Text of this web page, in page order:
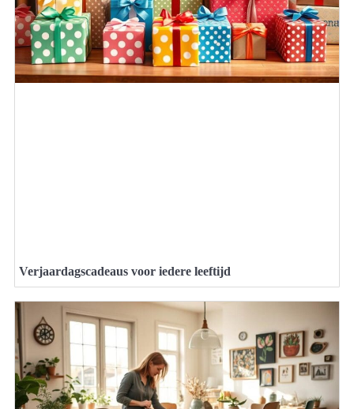
Verjaardagscadeaus voor iedere leeftijd